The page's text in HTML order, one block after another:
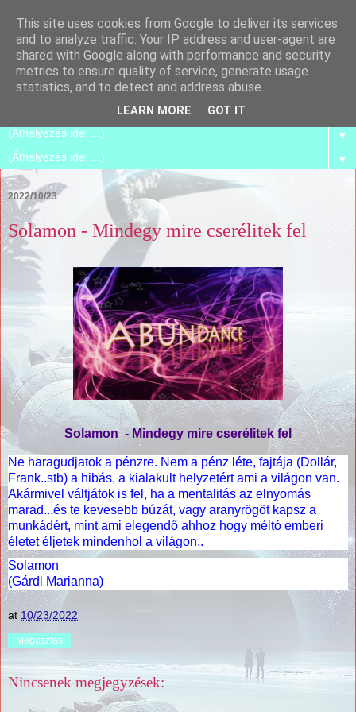
Spirilego
Szétszedjük, és összerakjuk magunkat azzá, amik már
▼
▼
2022/10/23
Solamon - Mindegy mire cserélitek fel
Solamon - Mindegy mire cserélitek fel
Ne haragudjatok a pénzre. Nem a pénz léte, fajtája (Dollár,
Frank..stb) a hibás, a kialakult helyzetért ami a világon van.
Akármivel váltjátok is fel, ha a mentalitás az elnyomás
marad...és te kevesebb búzát, vagy aranyrögöt kapsz a
munkádért, mint ami elegendő ahhoz hogy méltó emberi
életet éljetek mindenhol a világon..
Solamon
(Gárdi Marianna)
at 10/23/2022
Megosztás
Nincsenek megjegyzések:
This site uses cookies from Google to deliver its services
and to analyze traffic. Your IP address and user-agent are
shared with Google along with performance and security
metrics to ensure quality of service, generate usage
statistics, and to detect and address abuse.
LEARN MORE GOT IT